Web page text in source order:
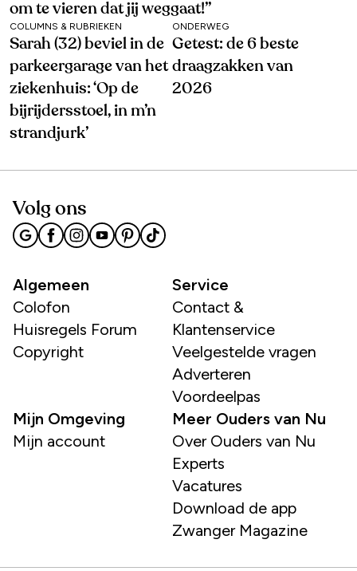
om te vieren dat jij weggaat!’’
COLUMNS & RUBRIEKEN
Sarah (32) beviel in de
parkeergarage van het
ziekenhuis: ‘Op de
bijrijdersstoel, in m’n
strandjurk’
ONDERWEG
Getest: de 6 beste
draagzakken van
2026
Volg ons
Algemeen
Colofon
Huisregels Forum
Copyright
Service
Contact &
Klantenservice
Veelgestelde vragen
Adverteren
Voordeelpas
Mijn Omgeving
Mijn account
Meer Ouders van Nu
Over Ouders van Nu
Experts
Vacatures
Download de app
Zwanger Magazine